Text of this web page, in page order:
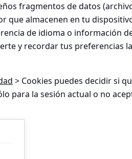
fragmentos de datos
que almacenen en tu
de idioma o información
y recordar tus preferencias
> Cookies puedes decidir si
para la sesión actual o no